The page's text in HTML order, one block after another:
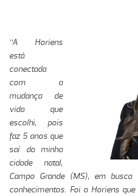
“A Horiens
está
conectada
com a
mudança de
vida que
escolhi, pois
faz 5 anos que
saí da minha
cidade natal,
Campo Grande (MS), em
conhecimentos. Foi a Horiens